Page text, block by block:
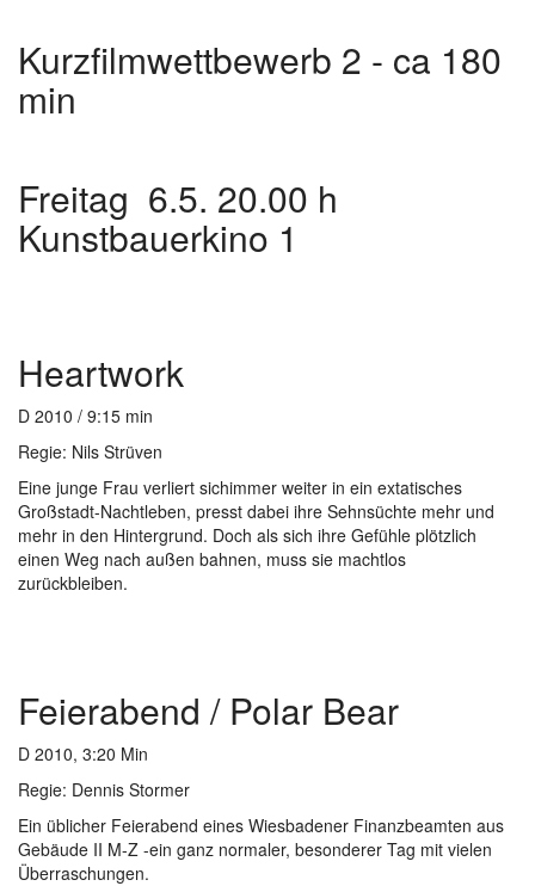
Kurzfilmwettbewerb 2 - ca 180
min
Freitag 6.5. 20.00 h
Kunstbauerkino 1
Heartwork
D 2010 / 9:15 min
Regie: Nils Strüven
Eine junge Frau verliert sichimmer weiter in ein extatisches
Großstadt-Nachtleben, presst dabei ihre Sehnsüchte mehr und
mehr in den Hintergrund. Doch als sich ihre Gefühle plötzlich
einen Weg nach außen bahnen, muss sie machtlos
zurückbleiben.
Feierabend / Polar Bear
D 2010, 3:20 Min
Regie: Dennis Stormer
Ein üblicher Feierabend eines Wiesbadener Finanzbeamten aus
Gebäude II M-Z -ein ganz normaler, besonderer Tag mit vielen
Überraschungen.